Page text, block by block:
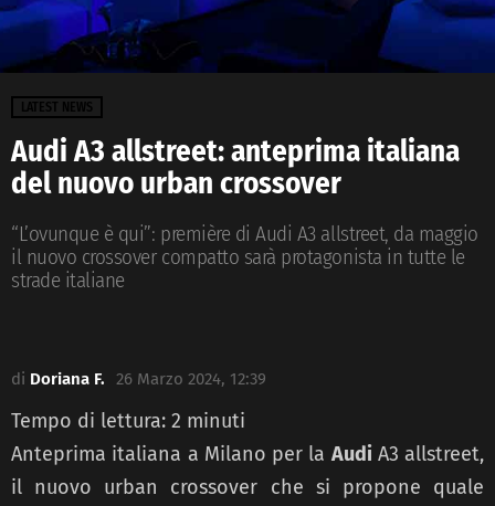
LATEST NEWS
Audi A3 allstreet: anteprima italiana
del nuovo urban crossover
“L’ovunque è qui”: première di Audi A3 allstreet, da maggio
il nuovo crossover compatto sarà protagonista in tutte le
strade italiane
di Doriana F. 26 Marzo 2024, 12:39
Tempo di lettura: 2 minuti
Anteprima italiana a Milano per la AudiA3 allstreet,
il nuovo urban crossover che si propone quale